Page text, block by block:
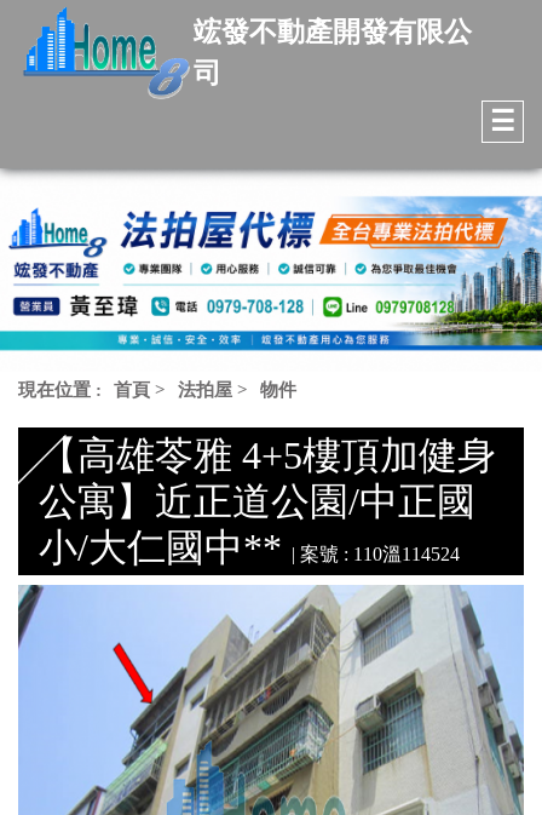
竤發不動產開發有限公
司
☰
現在位置 : 首頁 > 法拍屋 > 物件
【高雄苓雅 4+5樓頂加健身
公寓】近正道公園/中正國
小/大仁國中** | 案號 : 110溫114524